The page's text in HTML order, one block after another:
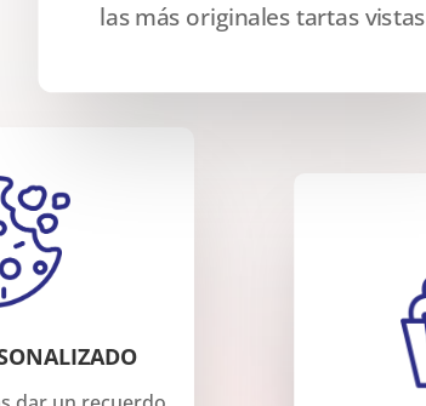
las más originales tartas vistas